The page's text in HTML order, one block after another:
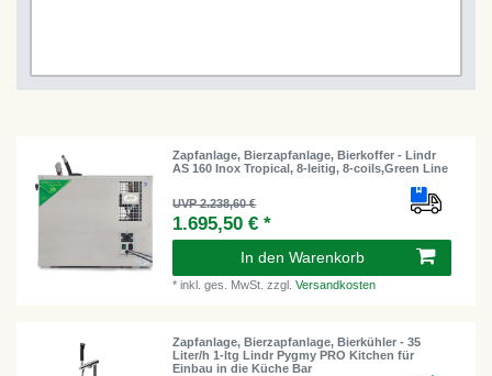
Zapfanlage, Bierzapfanlage, Bierkoffer - Lindr
AS 160 Inox Tropical, 8-leitig, 8-coils,Green Line
UVP 2.238,60 €
1.695,50 € *
In den Warenkorb
*inkl. ges. MwSt. zzgl.Versandkosten
Zapfanlage, Bierzapfanlage, Bierkühler - 35
Liter/h 1-ltg Lindr Pygmy PRO Kitchen für
Einbau in die Küche Bar